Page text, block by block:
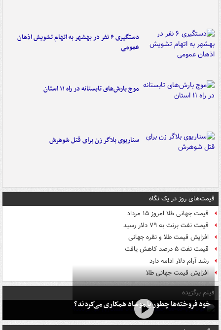
دستگیری ۶ نفر در بهشهر به اتهام تشویش اذهان
عمومی
موج بارش‌های تابستانه در راه ۱۱ استان
سناریوی بلاگر زن برای قتل شوهرش
قیمت‌های روز در یک نگاه
قیمت جهانی طلا امروز ۱۵ مرداد
قیمت نفت برنت به ۷۹ دلار رسید
افزایش قیمت طلا و نقره جهانی
قیمت نفت ۵ درصد کاهش یافت
رشد آرام دلار ادامه دارد
افزایش قیمت جهانی طلا
فیلم برگزیده
خود فروخته‌ها چطور با موساد همکاری می‌کردند؟